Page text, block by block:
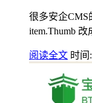
很多安企CMS
item.Thumb 改
阅读全文 时间